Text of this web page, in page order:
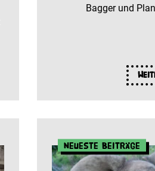
Bagger und
Neueste Beiträge